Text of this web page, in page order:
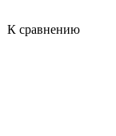
К сравнению